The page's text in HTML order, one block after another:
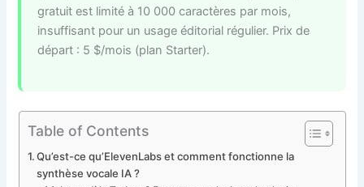
gratuit est limité à 10 000 caractères par mois,
insuffisant pour un usage éditorial régulier. Prix de
départ : 5 $/mois (plan Starter).
Table of Contents
Qu’est-ce qu’ElevenLabs et comment fonctionne la
synthèse vocale IA ?